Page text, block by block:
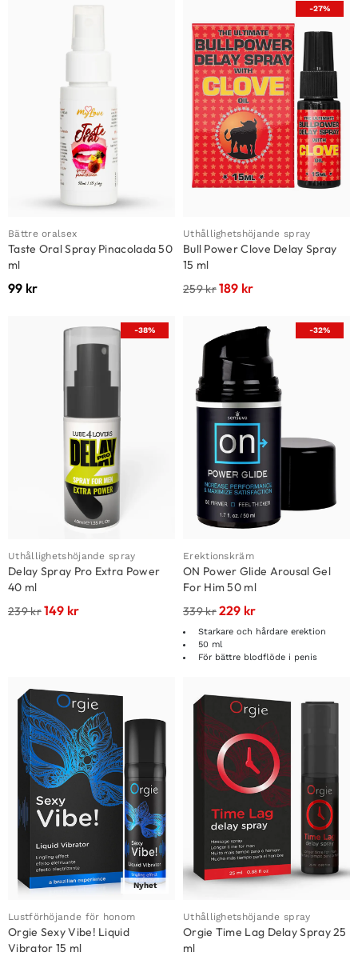
Bättre oralsex
Taste Oral Spray Pinacolada 50
ml
99 kr
-27%
Uthållighetshöjande spray
Bull Power Clove Delay Spray
15 ml
259kr189 kr
-38%
Uthållighetshöjande spray
Delay Spray Pro Extra Power
40 ml
239kr149 kr
-32%
Erektionskräm
ON Power Glide Arousal Gel
For Him 50 ml
339kr229 kr
Starkare och hårdare erektion
50 ml
För bättre blodflöde i penis
Nyhet
Lustförhöjande för honom
Orgie Sexy Vibe! Liquid
Vibrator 15 ml
Uthållighetshöjande spray
Orgie Time Lag Delay Spray 25
ml